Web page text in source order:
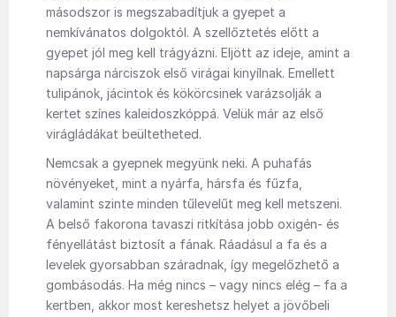
másodszor is megszabadítjuk a gyepet a
nemkívánatos dolgoktól. A szellőztetés előtt a
gyepet jól meg kell trágyázni. Eljött az ideje, amint a
napsárga nárciszok első virágai kinyílnak. Emellett
tulipánok, jácintok és kökörcsinek varázsolják a
kertet színes kaleidoszkóppá. Velük már az első
virágládákat beültetheted.
Nemcsak a gyepnek megyünk neki. A puhafás
növényeket, mint a nyárfa, hársfa és fűzfa,
valamint szinte minden tűlevelűt meg kell metszeni.
A belső fakorona tavaszi ritkítása jobb oxigén- és
fényellátást biztosít a fának. Ráadásul a fa és a
levelek gyorsabban száradnak, így megelőzhető a
gombásodás. Ha még nincs – vagy nincs elég – fa a
kertben, akkor most kereshetsz helyet a jövőbeli